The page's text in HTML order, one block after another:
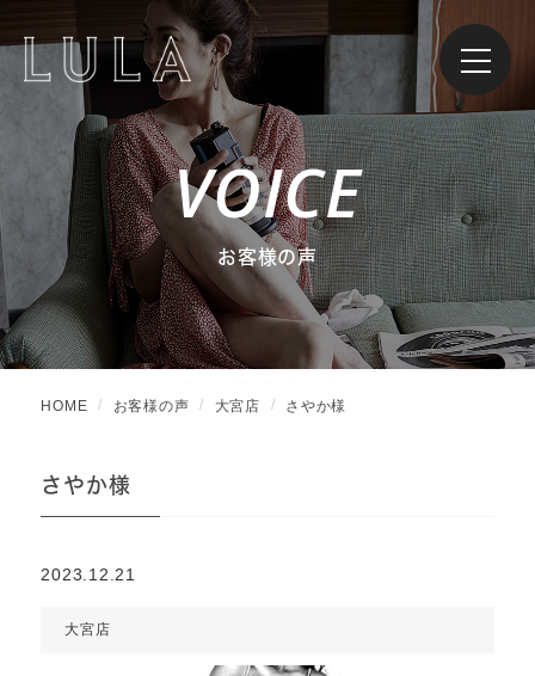
VOICE
お客様の声
HOME お客様の声 大宮店 さやか様
さやか様
2023.12.21
大宮店